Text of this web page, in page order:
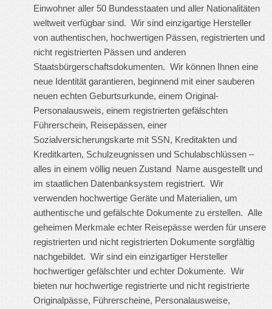
Einwohner aller 50 Bundesstaaten und aller Nationalitäten
weltweit verfügbar sind. Wir sind einzigartige Hersteller
von authentischen, hochwertigen Pässen, registrierten und
nicht registrierten Pässen und anderen
Staatsbürgerschaftsdokumenten. Wir können Ihnen eine
neue Identität garantieren, beginnend mit einer sauberen
neuen echten Geburtsurkunde, einem Original-
Personalausweis, einem registrierten gefälschten
Führerschein, Reisepässen, einer
Sozialversicherungskarte mit SSN, Kreditakten und
Kreditkarten, Schulzeugnissen und Schulabschlüssen –
alles in einem völlig neuen Zustand Name ausgestellt und
im staatlichen Datenbanksystem registriert. Wir
verwenden hochwertige Geräte und Materialien, um
authentische und gefälschte Dokumente zu erstellen. Alle
geheimen Merkmale echter Reisepässe werden für unsere
registrierten und nicht registrierten Dokumente sorgfältig
nachgebildet. Wir sind ein einzigartiger Hersteller
hochwertiger gefälschter und echter Dokumente. Wir
bieten nur hochwertige registrierte und nicht registrierte
Originalpässe, Führerscheine, Personalausweise,